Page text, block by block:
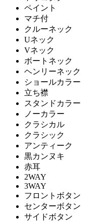
ペイント
マチ付
クルーネック
Uネック
Vネック
ボートネック
ヘンリーネック
ショールカラー
立ち襟
スタンドカラー
ノーカラー
クラシカル
クラシック
アンティーク
黒カンヌキ
赤耳
2WAY
3WAY
フロントボタン
センターボタン
サイドボタン